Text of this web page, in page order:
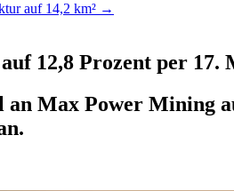
auf 14,2 km² →
12,8 Prozent per 17.
Max Power Mining